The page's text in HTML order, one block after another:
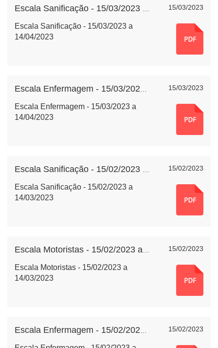
15/03/2023
Escala Sanificação - 15/03/2023 a
14/04/2023
15/03/2023
Escala Enfermagem - 15/03/2023 a
14/04/2023
15/02/2023
Escala Sanificação - 15/02/2023 a
14/03/2023
15/02/2023
Escala Motoristas - 15/02/2023 a
14/03/2023
15/02/2023